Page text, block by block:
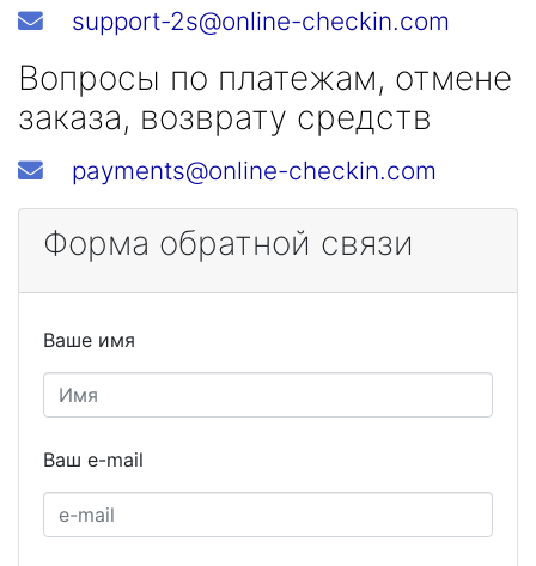
support-2s@online-checkin.com
Вопросы по платежам, отмене
заказа, возврату средств
payments@online-checkin.com
Форма обратной связи
Ваше имя
Ваш e-mail